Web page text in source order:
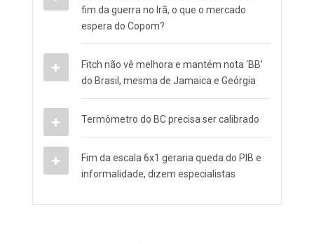
fim da guerra no Irã, o que o mercado
espera do Copom?
Fitch não vê melhora e mantém nota ‘BB’
do Brasil, mesma de Jamaica e Geórgia
Termômetro do BC precisa ser calibrado
Fim da escala 6x1 geraria queda do PIB e
informalidade, dizem especialistas